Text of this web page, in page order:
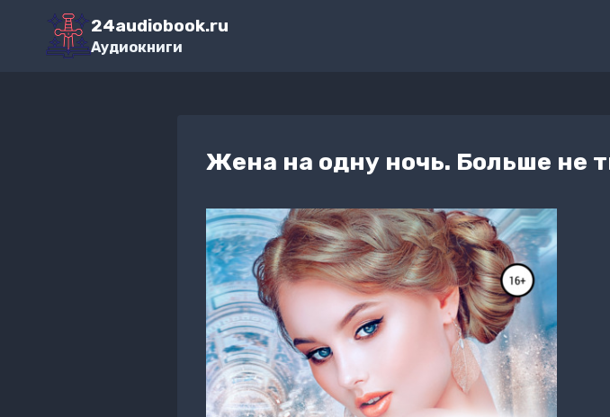
Перейти
содержимому
24audiobook.ru
Аудиокниги
Жена на одну ночь. Больше не